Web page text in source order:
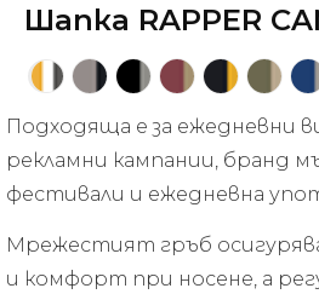
Шапка RAPPER
Мрежестият гръб
и комфорт при носене, а
Подходяща е за ежедневни
рекламни кампании, бранд
фестивали и ежедневна